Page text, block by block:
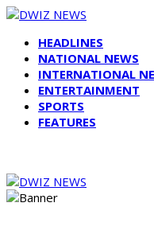
HEADLINES
NATIONAL NEWS
INTERNATIONAL
ENTERTAINMENT
SPORTS
FEATURES